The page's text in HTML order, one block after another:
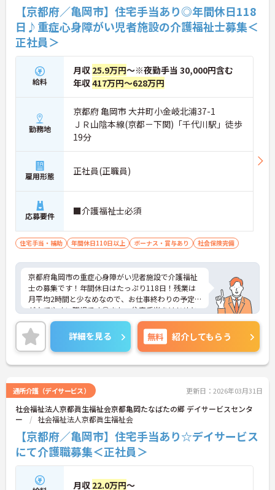
【京都府／亀岡市】住宅手当あり◎年間休日118
日♪重症心身障がい児者施設の介護福祉士募集＜
正社員＞
給料
月収 25.9万円～※夜勤手当 30,000円含む
年収417万円～628万円
勤務地
京都府 亀岡市 大井町小金岐北浦37-1
ＪＲ山陰本線(京都－下関)「千代川駅」徒歩
19分
雇用形態 正社員(正職員)
応募要件 ■介護福祉士必須
住宅手当・補助 年間休日110日以上 ボーナス・賞与あり 社会保険完備
京都府亀岡市の重症心身障がい児者施設で介護福祉
士の募集です！年間休日はたっぷり118日！残業は
月平均2時間と少なめなので、お仕事終わりの予定
が立てやすい職場です◎また、住宅手当をはじめと
した各種手当に加え、昇給や計4.65ヵ月分の賞与実
績ありで待遇面もばっちり！あなたの頑張りがしっ
かり評価されます♪ご興味のある方は面接ポイント
をお伝えしますので、お気軽にご連絡ください！
詳細を見る 無料 紹介してもらう
通所介護（デイサービス） 更新日：2026年03月31日
社会福祉法人京都眞生福祉会京都亀岡たなばたの郷 デイサービスセンタ
ー
社会福祉法人京都眞生福祉会
【京都府／亀岡市】住宅手当あり☆デイサービス
にて介護職募集＜正社員＞
月収 22.0万円～